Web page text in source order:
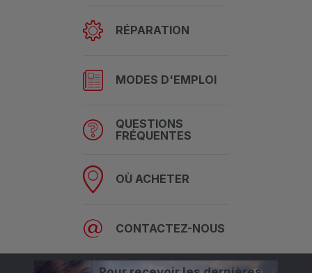
RÉPARATION
MODES D'EMPLOI
QUESTIONS
FRÉQUENTES
OÙ ACHETER
CONTACTEZ-NOUS